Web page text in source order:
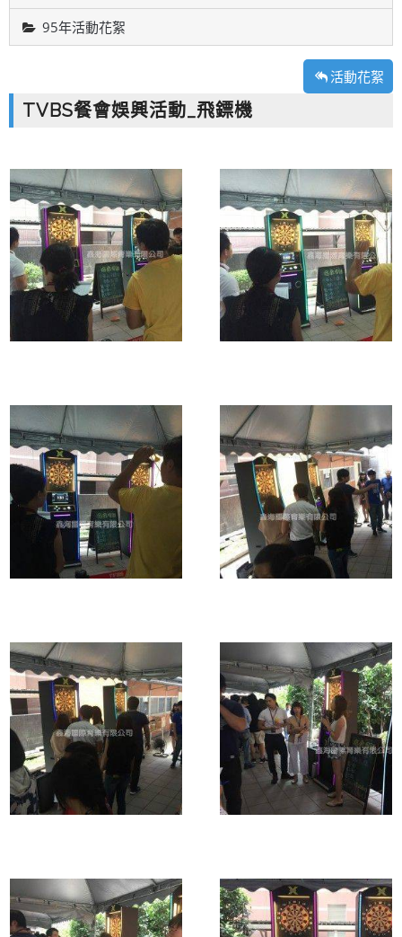
95年活動花絮
活動花絮
TVBS餐會娛興活動_飛鏢機